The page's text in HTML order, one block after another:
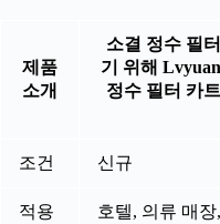
제품
소개
소결 정수 필
기 위해
정수 필터 카
조건 신규
적용
호텔, 의류 매